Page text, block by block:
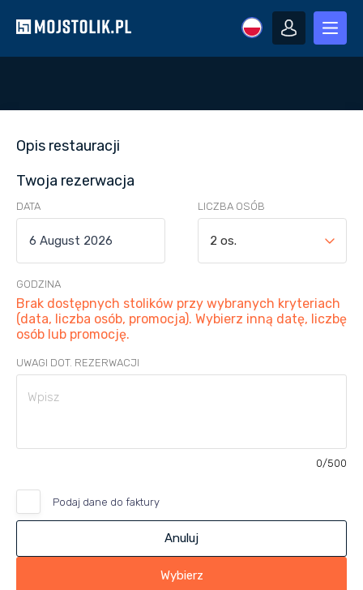
Opis restauracji
Twoja rezerwacja
DATA LICZBA OSÓB
2 os.
GODZINA
Brak dostępnych stolików przy wybranych kryteriach
(data, liczba osób, promocja). Wybierz inną datę, liczbę
osób lub promocję.
UWAGI DOT. REZERWACJI
0/500
Podaj dane do faktury
Anuluj
Wybierz